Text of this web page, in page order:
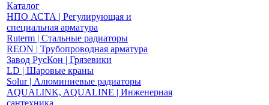
Каталог
НПО АСТА | Регулирующая и
специальная арматура
Ruterm | Стальные радиаторы
REON | Трубопроводная арматура
Завод РусКон | Грязевики
LD | Шаровые краны
Solur | Алюминиевые радиаторы
AQUALINK, AQUALINE | Инженерная
сантехника